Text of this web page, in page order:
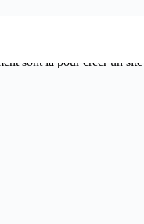
en ligne unique et
sont là pour créer un